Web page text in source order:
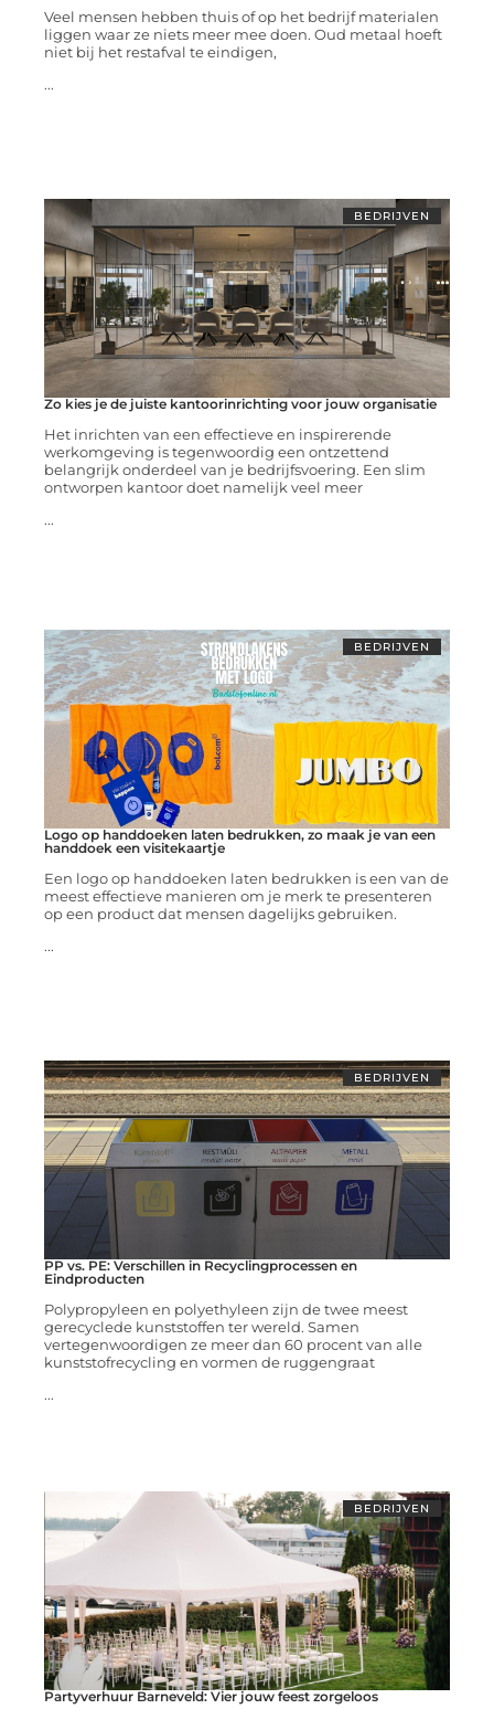
Veel mensen hebben thuis of op het bedrijf materialen
liggen waar ze niets meer mee doen. Oud metaal hoeft
niet bij het restafval te eindigen,
...
BEDRIJVEN
Zo kies je de juiste kantoorinrichting voor jouw organisatie
Het inrichten van een effectieve en inspirerende
werkomgeving is tegenwoordig een ontzettend
belangrijk onderdeel van je bedrijfsvoering. Een slim
ontworpen kantoor doet namelijk veel meer
...
BEDRIJVEN
Logo op handdoeken laten bedrukken, zo maak je van een
handdoek een visitekaartje
Een logo op handdoeken laten bedrukken is een van de
meest effectieve manieren om je merk te presenteren
op een product dat mensen dagelijks gebruiken.
...
BEDRIJVEN
PP vs. PE: Verschillen in Recyclingprocessen en
Eindproducten
Polypropyleen en polyethyleen zijn de twee meest
gerecyclede kunststoffen ter wereld. Samen
vertegenwoordigen ze meer dan 60 procent van alle
kunststofrecycling en vormen de ruggengraat
...
BEDRIJVEN
Partyverhuur Barneveld: Vier jouw feest zorgeloos